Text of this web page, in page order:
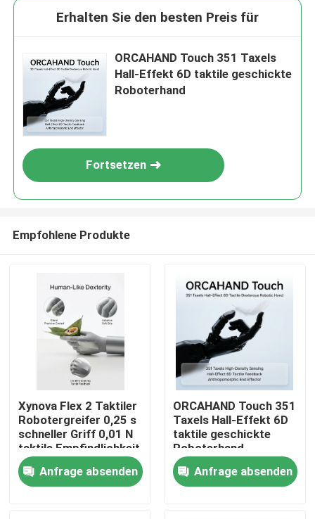
Zu Hause
Erhalten Sie den besten Preis für
ORCAHAND Touch 351 Taxels
Hall-Effekt 6D taktile geschickte
Roboterhand
Fortsetzen
Empfohlene Produkte
Xynova Flex 2 Taktiler
Robotergreifer 0,25 s
schneller Griff 0,01 N
taktile Empfindlichkeit
für Pick-Place
Anfrage absenden
ORCAHAND Touch 351
Taxels Hall-Effekt 6D
taktile geschickte
Roboterhand
Anfrage absenden